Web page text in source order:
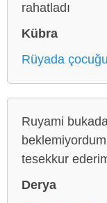
rahatladı
Kübra
Rüyada
Ruyami
tesekkur
Derya